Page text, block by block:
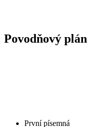
Povodňový plán
První písemná